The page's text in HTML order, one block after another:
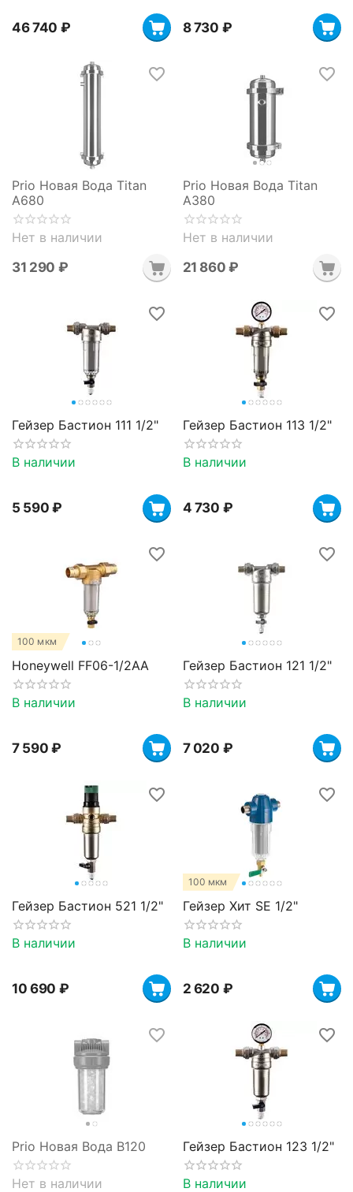
46 740 ₽ 8 730 ₽
Prio Новая Вода Titan
A680
Нет в наличии
31 290 ₽
Prio Новая Вода Titan
A380
Нет в наличии
21 860 ₽
Гейзер Бастион 111 1/2"
В наличии
5 590 ₽
Гейзер Бастион 113 1/2"
В наличии
4 730 ₽
100 мкм
Honeywell FF06-1/2AA
В наличии
7 590 ₽
Гейзер Бастион 121 1/2"
В наличии
7 020 ₽
Гейзер Бастион 521 1/2"
В наличии
10 690 ₽
100 мкм
Гейзер Хит SE 1/2"
В наличии
2 620 ₽
Prio Новая Вода B120
Нет в наличии
Гейзер Бастион 123 1/2"
В наличии